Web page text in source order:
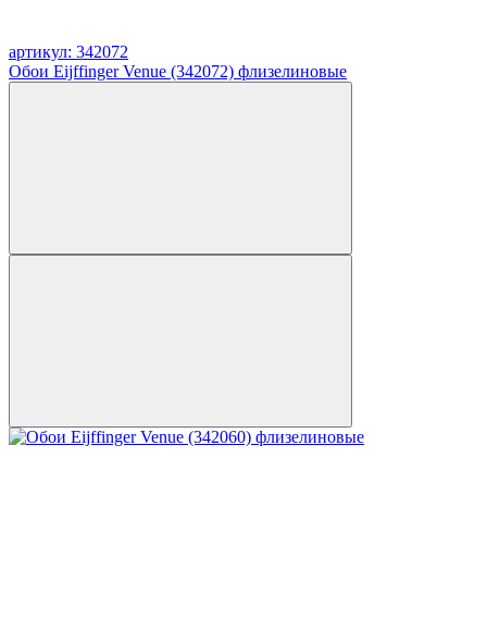
артикул: 342072
Обои Eijffinger Venue (342072) флизелиновые